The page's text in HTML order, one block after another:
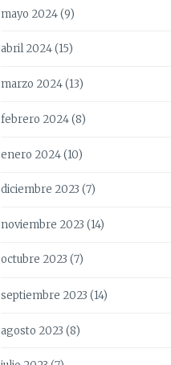
mayo 2024(9)
abril 2024(15)
marzo 2024(13)
febrero 2024(8)
enero 2024(10)
diciembre 2023 (7)
noviembre 2023 (14)
octubre 2023 (7)
septiembre 2023 (14)
agosto 2023 (8)